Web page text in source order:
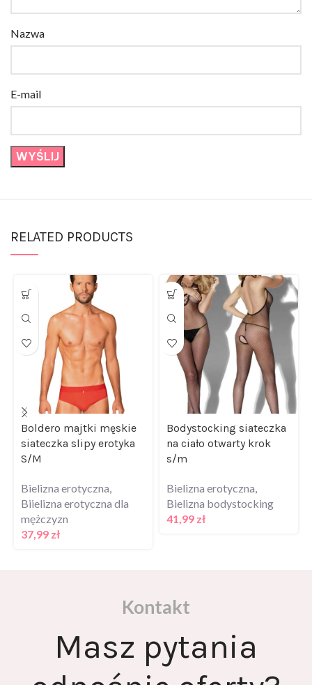
Nazwa
E-mail
RELATED PRODUCTS
Boldero majtki męskie
siateczka slipy erotyka
S/M
Bielizna erotyczna
Biielizna erotyczna dla
mężczyzn
37,99 zł
Bodystocking siateczka
na ciało otwarty krok
s/m
Bielizna erotyczna
Bielizna bodystocking
41,99 zł
Kontakt
Masz pytania